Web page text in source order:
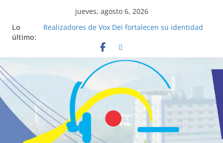
jueves, agosto 6, 2026
Lo
último:
Realizadores de Vox Dei fortalecen su identidad
La ciencia desvela los 5 secretos que tiene
fácilmente un católico para convertirse en
“Superancianos”
Pop Up Market atrae a cientos de visitantes y
dinamiza la economía local
Salud mental a la mesa: la importancia de
hablarlo en familia
Lo que tienen en común la nueva Película Toy
Story 5 y el Papa León XIV